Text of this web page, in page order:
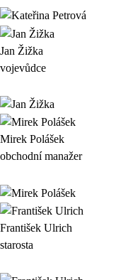
Jan Žižka
vojevůdce
Mirek Polášek
obchodní manažer
František Ulrich
starosta